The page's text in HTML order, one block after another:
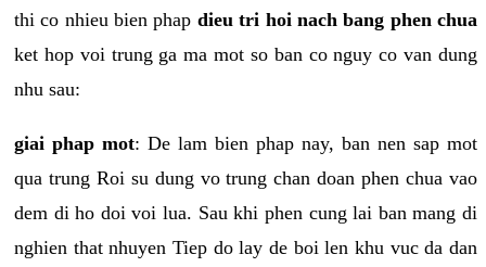
thi co nhieu bien phap dieu tri hoi nach bang phen chua
ket hop voi trung ga ma mot so ban co nguy co van dung
nhu sau:
giai phap mot: De lam bien phap nay, ban nen sap mot
qua trung Roi su dung vo trung chan doan phen chua vao
dem di ho doi voi lua. Sau khi phen cung lai ban mang di
nghien that nhuyen Tiep do lay de boi len khu vuc da dan